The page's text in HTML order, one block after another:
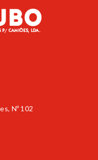
Nº 102